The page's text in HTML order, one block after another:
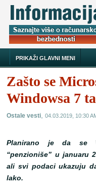
PRIKAŽI GLAVNI MENI
Zašto se
Windowsa 7
Ostale vesti,04.03.2019, 10:30
Planirano je da se
“penzioniše” u januaru
ali svi podaci ukazuju
lako.